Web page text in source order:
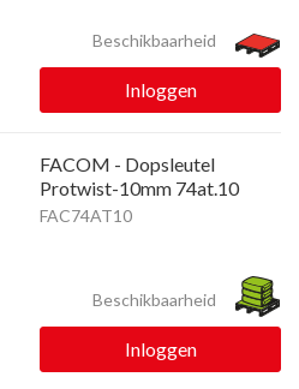
Beschikbaarheid
Inloggen
FACOM - Dopsleutel
Protwist-10mm 74at.10
FAC74AT10
Beschikbaarheid
Inloggen